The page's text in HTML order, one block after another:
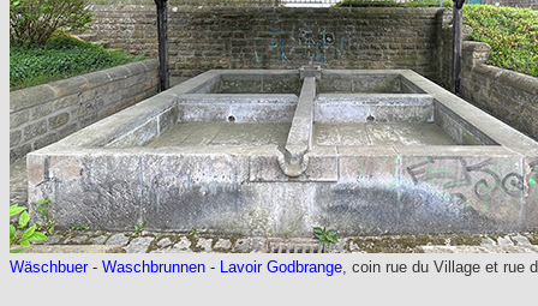
Wäschbuer - Waschbrunnen - Lavoir Godbrange, coin rue du Village et rue